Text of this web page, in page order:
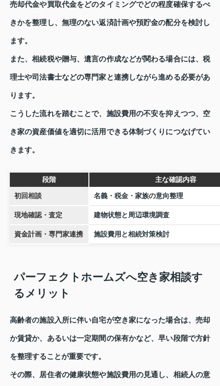
売却代金や買取代金をどのタイミングでどの程度確保するべ
きかを整理し、無理のない返済計画や預貯金の配分を検討し
ます。
また、相続税や贈与、遺言の作成などが関わる場合には、税
理士や司法書士などの専門家と連携しながら進める必要があ
ります。
こうした流れを踏むことで、施設費用の不安を抑えつつ、空
き家の資産価値を適切に活用できる体制づくりにつなげてい
きます。
段階 主な確認内容
初回相談 名義・税金・家族の意向整理
現地確認・査定 建物状態と周辺環境調査
資金計画・専門家連携 施設費用と相続対策検討
パーフェクトホームズへ空き家相談す
るメリット
高齢者の施設入所に伴い自宅が空き家になった場合は、売却
か賃貸か、あるいは一定期間の保有かなど、早い段階で方針
を整理することが重要です。
その際、居住者の健康状態や施設費用の見通し、相続人の意